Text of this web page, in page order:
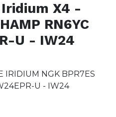
X4 -
RN6YC
U - IW24
IRIDIUM NGK BPR7ES
U - IW24